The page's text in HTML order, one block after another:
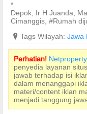
*
Depok, Ir H Juanda,
Cimanggis, #Rumah
? Tags Wilayah: Jawa
Perhatian!
penyedia layanan
jawab terhadap isi
dalam menanggapi
materi/content iklan
menjadi tanggung